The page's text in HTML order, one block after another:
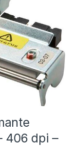
406 dpi –